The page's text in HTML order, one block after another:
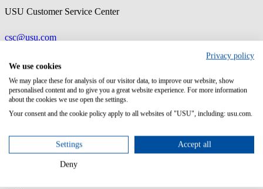
USU Customer Service Center
csc@usu.com
English, German, French
Spitalhof
71696 Möglingen
Privacy policy
We use cookies
We may place these for analysis of our visitor data, to improve our website, show
personalised content and to give you a great website experience. For more information
about the cookies we use open the settings.
Your consent and the cookie policy apply to all websites of "USU", including: usu.com.
Settings Accept all
Deny